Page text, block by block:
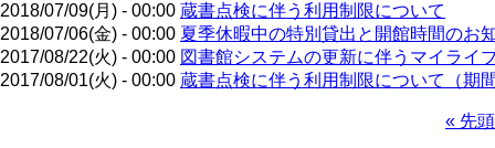
2018/07/09(月) - 00:00 蔵書点検に伴う利用制限について
2018/07/06(金) - 00:00 夏季休暇中の特別貸出と開館時間のお
2017/08/22(火) - 00:00 図書館システムの更新に伴うマイライ
2017/08/01(火) - 00:00 蔵書点検に伴う利用制限について（期
先
« 先頭